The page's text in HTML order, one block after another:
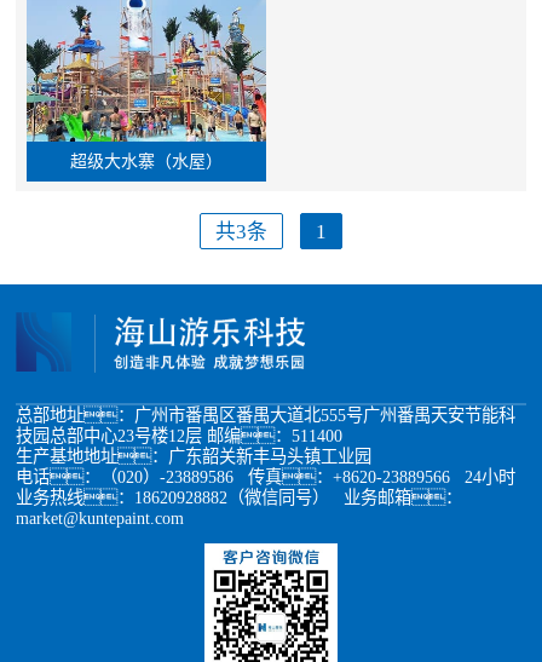
超级大水寨（水屋）
共3条 1
总部地址：广州市番禺区番禺大道北555号广州番禺天安节能科
技园总部中心23号楼12层 邮编：511400
生产基地地址：广东韶关新丰马头镇工业园
电话：（020）-23889586 传真：+8620-23889566 24小时
业务热线：18620928882（微信同号） 业务邮箱：
market@kuntepaint.com